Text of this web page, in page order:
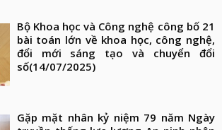
Bộ Khoa học và Công nghệ công bố 21
bài toán lớn về khoa học, công nghệ,
đổi mới sáng tạo và chuyển đổi
số(14/07/2025)
Gặp mặt nhân kỷ niệm 79 năm Ngày